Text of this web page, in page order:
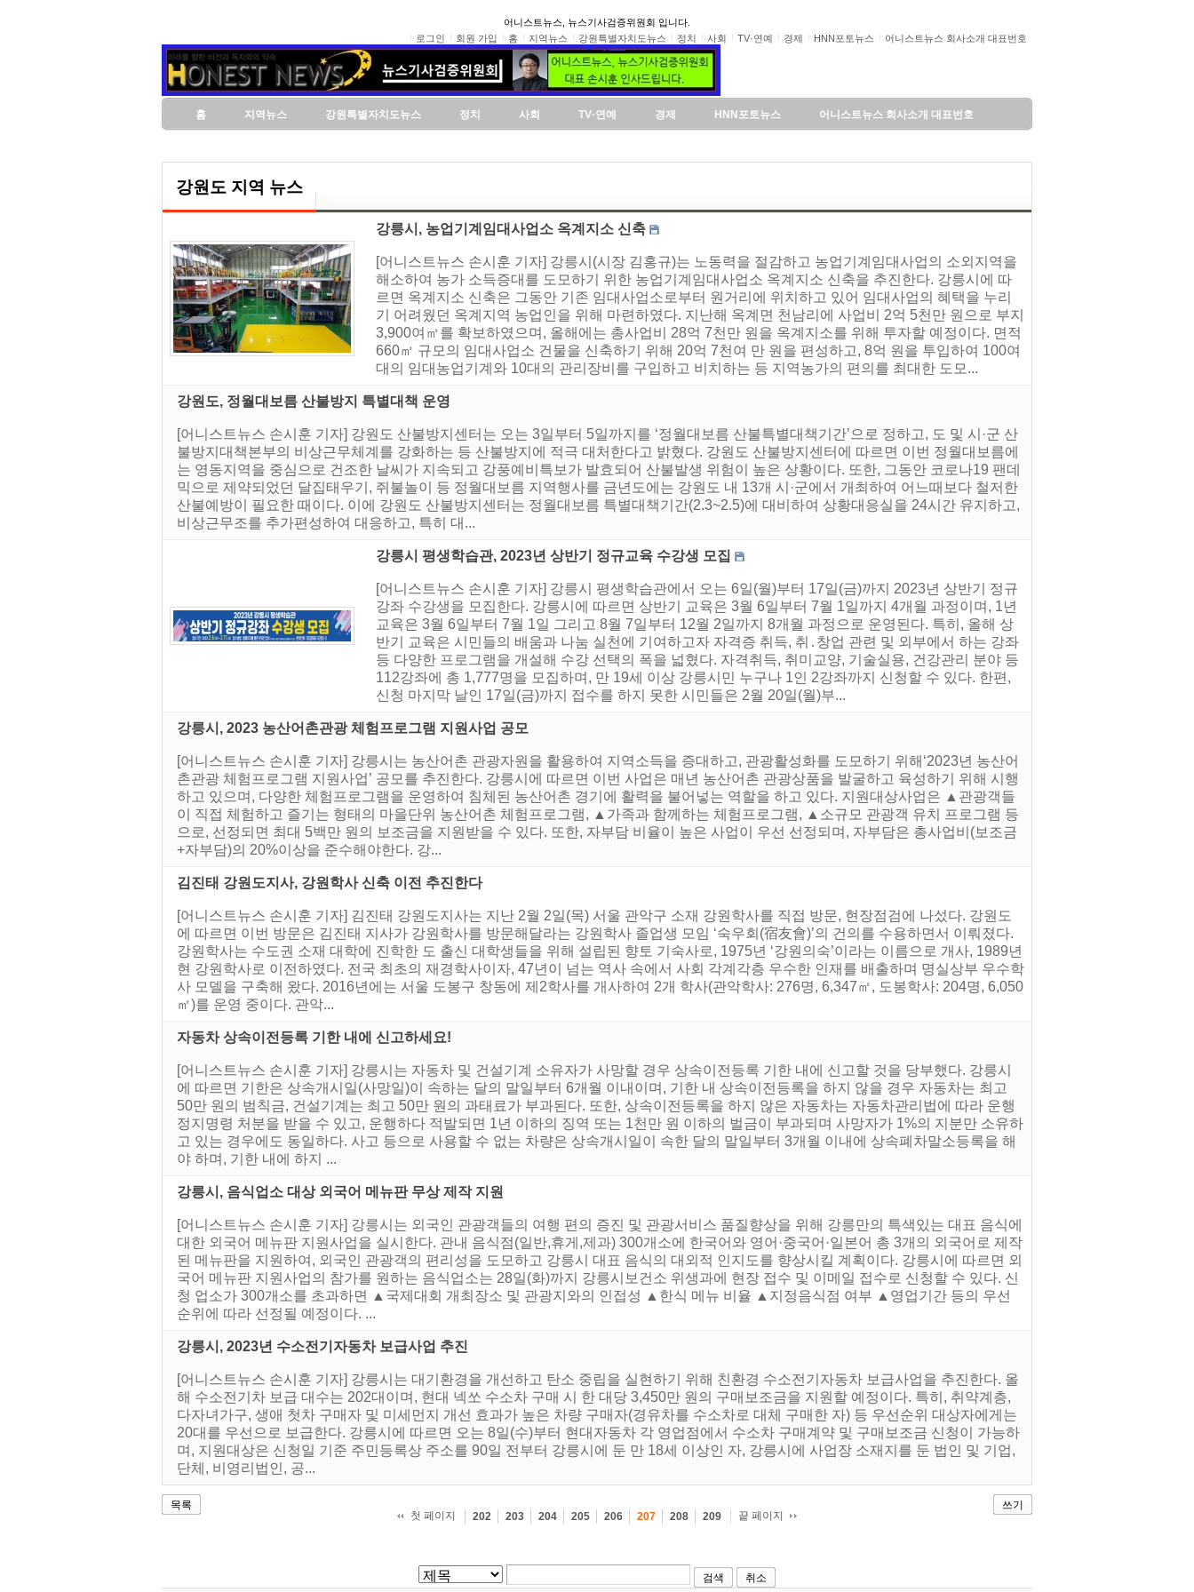
어니스트뉴스, 뉴스기사검증위원회 입니다.
로그인
회원 가입 홈 지역뉴스 강원특별자치도뉴스 정치 사회 TV·연예 경제 HNN포토뉴스 어니스트뉴스 회사소개 대표번호
홈 지역뉴스 강원특별자치도뉴스 정치 사회 TV·연예 경제 HNN포토뉴스 어니스트뉴스 회사소개 대표번호
강원도 지역 뉴스
강릉시, 농업기계임대사업소 옥계지소 신축
[어니스트뉴스 손시훈 기자] 강릉시(시장 김홍규)는 노동력을 절감하고 농업기계임대사업의 소외지역을
해소하여 농가 소득증대를 도모하기 위한 농업기계임대사업소 옥계지소 신축을 추진한다. 강릉시에 따
르면 옥계지소 신축은 그동안 기존 임대사업소로부터 원거리에 위치하고 있어 임대사업의 혜택을 누리
기 어려웠던 옥계지역 농업인을 위해 마련하였다. 지난해 옥계면 천남리에 사업비 2억 5천만 원으로 부지
3,900여㎡를 확보하였으며, 올해에는 총사업비 28억 7천만 원을 옥계지소를 위해 투자할 예정이다. 면적
660㎡ 규모의 임대사업소 건물을 신축하기 위해 20억 7천여 만 원을 편성하고, 8억 원을 투입하여 100여
대의 임대농업기계와 10대의 관리장비를 구입하고 비치하는 등 지역농가의 편의를 최대한 도모...
강원도, 정월대보름 산불방지 특별대책 운영
[어니스트뉴스 손시훈 기자] 강원도 산불방지센터는 오는 3일부터 5일까지를 ‘정월대보름 산불특별대책기간’으로 정하고, 도 및 시·군 산
불방지대책본부의 비상근무체계를 강화하는 등 산불방지에 적극 대처한다고 밝혔다. 강원도 산불방지센터에 따르면 이번 정월대보름에
는 영동지역을 중심으로 건조한 날씨가 지속되고 강풍예비특보가 발효되어 산불발생 위험이 높은 상황이다. 또한, 그동안 코로나19 팬데
믹으로 제약되었던 달집태우기, 쥐불놀이 등 정월대보름 지역행사를 금년도에는 강원도 내 13개 시·군에서 개최하여 어느때보다 철저한
산불예방이 필요한 때이다. 이에 강원도 산불방지센터는 정월대보름 특별대책기간(2.3~2.5)에 대비하여 상황대응실을 24시간 유지하고,
비상근무조를 추가편성하여 대응하고, 특히 대...
강릉시 평생학습관, 2023년 상반기 정규교육 수강생 모집
[어니스트뉴스 손시훈 기자] 강릉시 평생학습관에서 오는 6일(월)부터 17일(금)까지 2023년 상반기 정규
강좌 수강생을 모집한다. 강릉시에 따르면 상반기 교육은 3월 6일부터 7월 1일까지 4개월 과정이며, 1년
교육은 3월 6일부터 7월 1일 그리고 8월 7일부터 12월 2일까지 8개월 과정으로 운영된다. 특히, 올해 상
반기 교육은 시민들의 배움과 나눔 실천에 기여하고자 자격증 취득, 취․창업 관련 및 외부에서 하는 강좌
등 다양한 프로그램을 개설해 수강 선택의 폭을 넓혔다. 자격취득, 취미교양, 기술실용, 건강관리 분야 등
112강좌에 총 1,777명을 모집하며, 만 19세 이상 강릉시민 누구나 1인 2강좌까지 신청할 수 있다. 한편,
신청 마지막 날인 17일(금)까지 접수를 하지 못한 시민들은 2월 20일(월)부...
강릉시, 2023 농산어촌관광 체험프로그램 지원사업 공모
[어니스트뉴스 손시훈 기자] 강릉시는 농산어촌 관광자원을 활용하여 지역소득을 증대하고, 관광활성화를 도모하기 위해‘2023년 농산어
촌관광 체험프로그램 지원사업’ 공모를 추진한다. 강릉시에 따르면 이번 사업은 매년 농산어촌 관광상품을 발굴하고 육성하기 위해 시행
하고 있으며, 다양한 체험프로그램을 운영하여 침체된 농산어촌 경기에 활력을 불어넣는 역할을 하고 있다. 지원대상사업은 ▲관광객들
이 직접 체험하고 즐기는 형태의 마을단위 농산어촌 체험프로그램, ▲가족과 함께하는 체험프로그램, ▲소규모 관광객 유치 프로그램 등
으로, 선정되면 최대 5백만 원의 보조금을 지원받을 수 있다. 또한, 자부담 비율이 높은 사업이 우선 선정되며, 자부담은 총사업비(보조금
+자부담)의 20%이상을 준수해야한다. 강...
김진태 강원도지사, 강원학사 신축 이전 추진한다
[어니스트뉴스 손시훈 기자] 김진태 강원도지사는 지난 2월 2일(목) 서울 관악구 소재 강원학사를 직접 방문, 현장점검에 나섰다. 강원도
에 따르면 이번 방문은 김진태 지사가 강원학사를 방문해달라는 강원학사 졸업생 모임 ‘숙우회(宿友會)’의 건의를 수용하면서 이뤄졌다.
강원학사는 수도권 소재 대학에 진학한 도 출신 대학생들을 위해 설립된 향토 기숙사로, 1975년 ‘강원의숙’이라는 이름으로 개사, 1989년
현 강원학사로 이전하였다. 전국 최초의 재경학사이자, 47년이 넘는 역사 속에서 사회 각계각층 우수한 인재를 배출하며 명실상부 우수학
사 모델을 구축해 왔다. 2016년에는 서울 도봉구 창동에 제2학사를 개사하여 2개 학사(관악학사: 276명, 6,347㎡, 도봉학사: 204명, 6,050
㎡)를 운영 중이다. 관악...
자동차 상속이전등록 기한 내에 신고하세요!
[어니스트뉴스 손시훈 기자] 강릉시는 자동차 및 건설기계 소유자가 사망할 경우 상속이전등록 기한 내에 신고할 것을 당부했다. 강릉시
에 따르면 기한은 상속개시일(사망일)이 속하는 달의 말일부터 6개월 이내이며, 기한 내 상속이전등록을 하지 않을 경우 자동차는 최고
50만 원의 범칙금, 건설기계는 최고 50만 원의 과태료가 부과된다. 또한, 상속이전등록을 하지 않은 자동차는 자동차관리법에 따라 운행
정지명령 처분을 받을 수 있고, 운행하다 적발되면 1년 이하의 징역 또는 1천만 원 이하의 벌금이 부과되며 사망자가 1%의 지분만 소유하
고 있는 경우에도 동일하다. 사고 등으로 사용할 수 없는 차량은 상속개시일이 속한 달의 말일부터 3개월 이내에 상속폐차말소등록을 해
야 하며, 기한 내에 하지 ...
강릉시, 음식업소 대상 외국어 메뉴판 무상 제작 지원
[어니스트뉴스 손시훈 기자] 강릉시는 외국인 관광객들의 여행 편의 증진 및 관광서비스 품질향상을 위해 강릉만의 특색있는 대표 음식에
대한 외국어 메뉴판 지원사업을 실시한다. 관내 음식점(일반,휴게,제과) 300개소에 한국어와 영어·중국어·일본어 총 3개의 외국어로 제작
된 메뉴판을 지원하여, 외국인 관광객의 편리성을 도모하고 강릉시 대표 음식의 대외적 인지도를 향상시킬 계획이다. 강릉시에 따르면 외
국어 메뉴판 지원사업의 참가를 원하는 음식업소는 28일(화)까지 강릉시보건소 위생과에 현장 접수 및 이메일 접수로 신청할 수 있다. 신
청 업소가 300개소를 초과하면 ▲국제대회 개최장소 및 관광지와의 인접성 ▲한식 메뉴 비율 ▲지정음식점 여부 ▲영업기간 등의 우선
순위에 따라 선정될 예정이다. ...
강릉시, 2023년 수소전기자동차 보급사업 추진
[어니스트뉴스 손시훈 기자] 강릉시는 대기환경을 개선하고 탄소 중립을 실현하기 위해 친환경 수소전기자동차 보급사업을 추진한다. 올
해 수소전기차 보급 대수는 202대이며, 현대 넥쏘 수소차 구매 시 한 대당 3,450만 원의 구매보조금을 지원할 예정이다. 특히, 취약계층,
다자녀가구, 생애 첫차 구매자 및 미세먼지 개선 효과가 높은 차량 구매자(경유차를 수소차로 대체 구매한 자) 등 우선순위 대상자에게는
20대를 우선으로 보급한다. 강릉시에 따르면 오는 8일(수)부터 현대자동차 각 영업점에서 수소차 구매계약 및 구매보조금 신청이 가능하
며, 지원대상은 신청일 기준 주민등록상 주소를 90일 전부터 강릉시에 둔 만 18세 이상인 자, 강릉시에 사업장 소재지를 둔 법인 및 기업,
단체, 비영리법인, 공...
목록
쓰기
첫 페이지
202 203 204 205 206 207 208 209 끝 페이지
검색 취소